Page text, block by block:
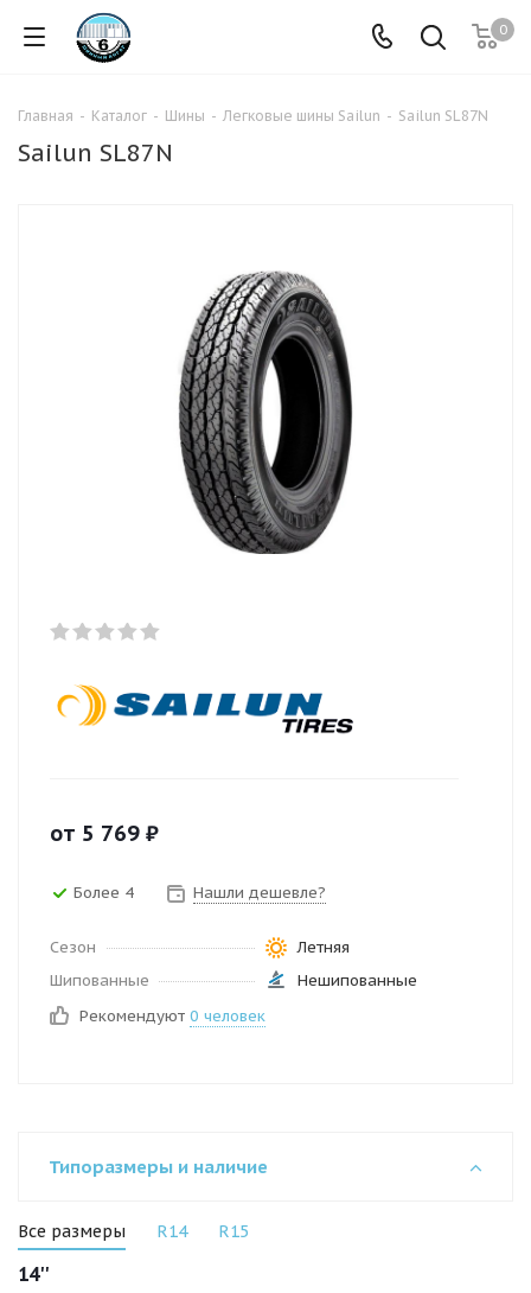
0
Главная - Каталог - Шины - Легковые шины Sailun - Sailun SL87N
Sailun SL87N
от 5 769 ₽
Более 4 Нашли дешевле?
Сезон
Летняя
Шипованные
Нешипованные
Рекомендуют 0 человек
Типоразмеры и наличие
Все размеры R14 R15
14''